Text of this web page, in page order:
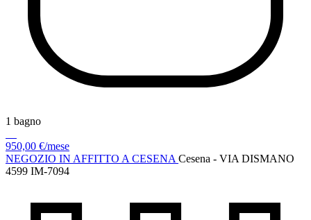
1 bagno
950,00 €/mese
NEGOZIO IN AFFITTO A CESENA Cesena - VIA DISMANO
4599 IM-7094